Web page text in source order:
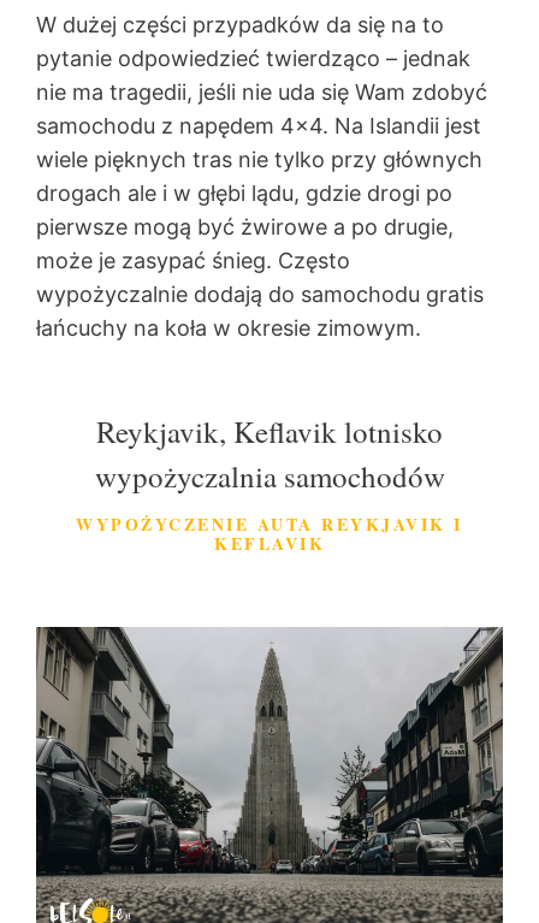
W dużej części przypadków da się na to
pytanie odpowiedzieć twierdząco – jednak
nie ma tragedii, jeśli nie uda się Wam zdobyć
samochodu z napędem 4×4. Na Islandii jest
wiele pięknych tras nie tylko przy głównych
drogach ale i w głębi lądu, gdzie drogi po
pierwsze mogą być żwirowe a po drugie,
może je zasypać śnieg. Często
wypożyczalnie dodają do samochodu gratis
łańcuchy na koła w okresie zimowym.
Reykjavik, Keflavik lotnisko
wypożyczalnia samochodów
WYPOŻYCZENIE AUTA REYKJAVIK I
KEFLAVIK